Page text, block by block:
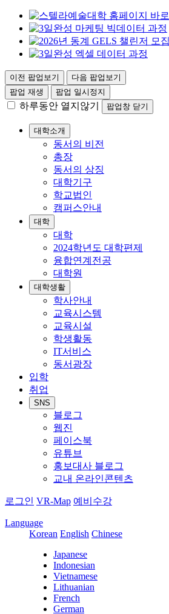
이전 팝업보기
다음 팝업보기
팝업 재생
팝업 일시정지
하루동안 열지않기 팝업창 닫기
대학소개
동서의 비전
총장
동서의 상징
대학기구
학교법인
캠퍼스안내
대학
대학
2024학년도 대학편제
융합연계전공
대학원
대학생활
학사안내
교육시스템
교육시설
학생활동
IT서비스
동서광장
입학
취업
SNS
블로그
웹진
페이스북
유튜브
홍보대사 블로그
교내 온라인콘텐츠
로그인 VR-Map 예비수강
Language
Korean English Chinese
Japanese
Indonesian
Vietnamese
Lithuanian
French
German